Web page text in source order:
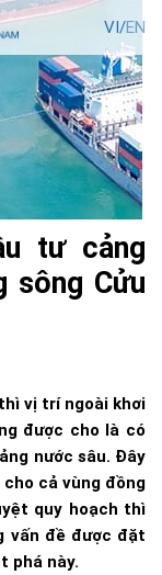
VI/EN
tư cảng
sông Cửu
vị trí ngoài khơi
được cho là có
nước sâu. Đây
cả vùng đồng
quy hoạch thì
vấn đề được đặt
phá này.